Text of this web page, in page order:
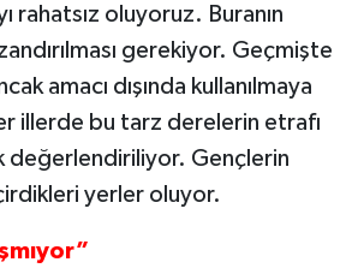
rahatsız oluyoruz. Buranın
gerekiyor. Geçmişte
amacı dışında kullanılmaya
illerde bu tarz derelerin etrafı
değerlendiriliyor. Gençlerin
yerler oluyor.